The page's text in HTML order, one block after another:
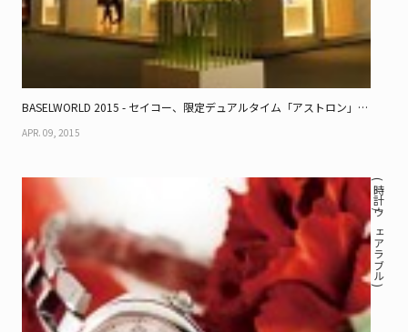
BASELWORLD 2015 - セイコー、限定デュアルタイム「アストロン」や
APR. 09, 2015
( 時計 / ウェアラブル )